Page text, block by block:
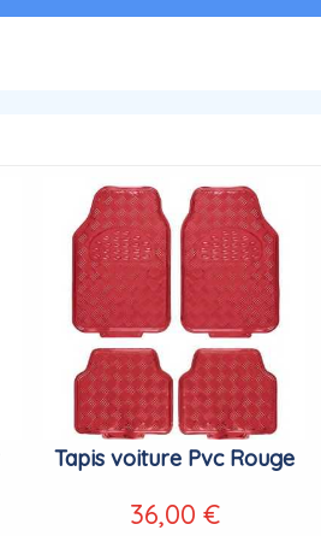
Tapis voiture Pvc Rouge
36,00 €